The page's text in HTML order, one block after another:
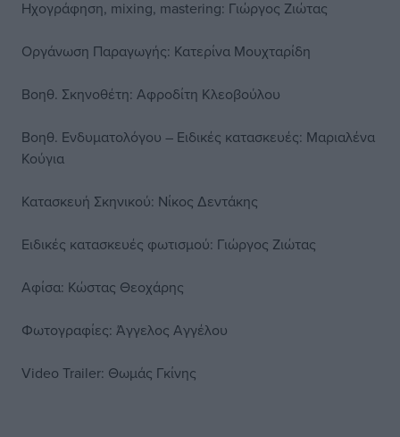
Ηχογράφηση, mixing, mastering: Γιώργος Ζιώτας
Οργάνωση Παραγωγής: Κατερίνα Μουχταρίδη
Βοηθ. Σκηνοθέτη: Αφροδίτη Κλεοβούλου
Βοηθ. Ενδυματολόγου – Ειδικές κατασκευές: Μαριαλένα
Κούγια
Κατασκευή Σκηνικού: Νίκος Δεντάκης
Ειδικές κατασκευές φωτισμού: Γιώργος Ζιώτας
Αφίσα: Κώστας Θεοχάρης
Φωτογραφίες: Άγγελος Αγγέλου
Video Trailer: Θωμάς Γκίνης